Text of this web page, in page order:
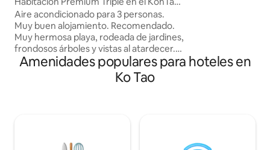
Wind, KohTao 2/1
Aire acondicionado para 3 personas.
Muy buen alojamiento. Recomendado.
Muy hermosa playa, rodeada de jardines,
frondosos árboles y vistas al atardecer.
Mar muy hermoso. Situado cerca de la
playa de Sai Ree, lo que hace que sea
conveniente acceder a varios lugares de
acondicionado + Wi-Fi gratuito. Algunas
complejo de
Amenidades populares para hoteles en
Ko Tao